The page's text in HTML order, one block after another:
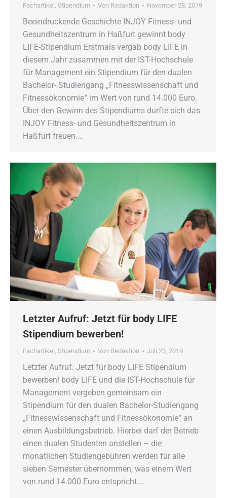
Fachartikel , Stipendium Von Redaktion November 28, 2019
Beeindruckende Geschichte INJOY Fitness- und
Gesundheitszentrum in Haßfurt gewinnt body
LIFE-Stipendium Erstmals vergab body LIFE in
diesem Jahr zusammen mit der IST-Hochschule
für Management ein Stipendium für den dualen
Bachelor- Studiengang „Fitnesswissenschaft und
Fitnessökonomie“ im Wert von rund 14.000 Euro.
Über den Gewinn des Stipendiums durfte sich das
INJOY Fitness- und Gesundheitszentrum in
Haßfurt freuen.…
Letzter Aufruf: Jetzt für body LIFE
Stipendium bewerben!
Fachartikel Stipendium Von Redaktion Juli 23, 2019
Letzter Aufruf: Jetzt für body LIFE Stipendium
bewerben! body LIFE und die IST-Hochschule für
Management vergeben gemeinsam ein
Stipendium für den dualen Bachelor-Studiengang
„Fitnesswissenschaft und Fitnessökonomie“ an
einen Ausbildungsbetrieb. Hierbei darf der Betrieb
einen dualen Studenten anstellen – die
monatlichen Studiengebühren werden für alle
sieben Semester übernommen, was einem Wert
von rund 14.000 Euro entspricht.…